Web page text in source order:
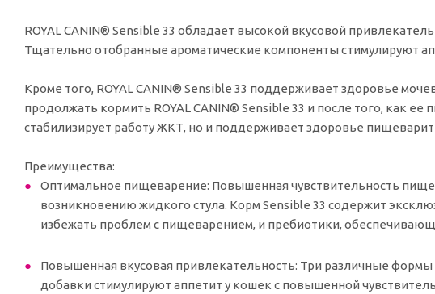
ROYAL CANIN® Sensible 33 обладает высокой вкусовой
Тщательно отобранные ароматические компоненты стимулируют
Кроме того, ROYAL CANIN® Sensible 33 поддерживает здоровье
продолжать кормить ROYAL CANIN® Sensible 33 и после того, как
стабилизирует работу ЖКТ, но и поддерживает здоровье
Преимущества:
Оптимальное пищеварение: Повышенная чувствительность
возникновению жидкого стула. Корм Sensible 33 содержит
избежать проблем с пищеварением, и пребиотики,
Повышенная вкусовая привлекательность: Три различные
добавки стимулируют аппетит у кошек с повышенной